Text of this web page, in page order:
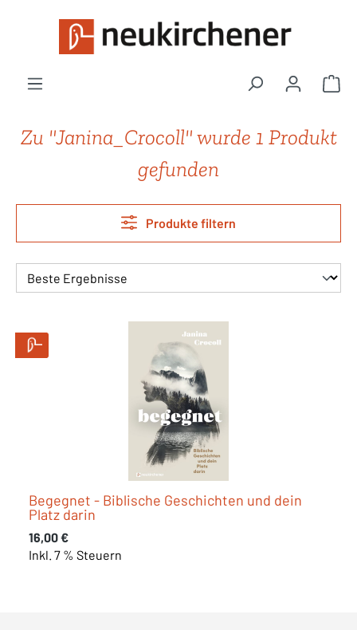
Zum Hauptinhalt springen
Zu "Janina_Crocoll" wurde 1 Produkt
gefunden
Produkte filtern
Begegnet - Biblische Geschichten und dein
Platz darin
Regulärer Preis:
16,00 €
Inkl. 7 % Steuern